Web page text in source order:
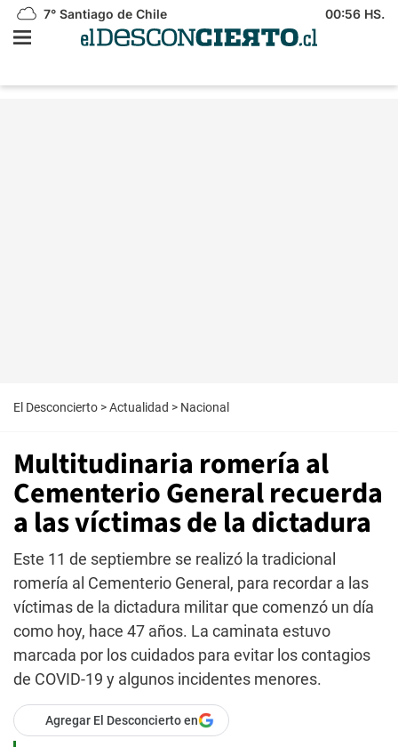
7° Santiago de Chile 00:56 HS.
El Desconcierto >Actualidad > Nacional
Multitudinaria romería al
Cementerio General recuerda
a las víctimas de la dictadura
Este 11 de septiembre se realizó la tradicional
romería al Cementerio General, para recordar a las
víctimas de la dictadura militar que comenzó un día
como hoy, hace 47 años. La caminata estuvo
marcada por los cuidados para evitar los contagios
de COVID-19 y algunos incidentes menores.
Agregar El Desconcierto en